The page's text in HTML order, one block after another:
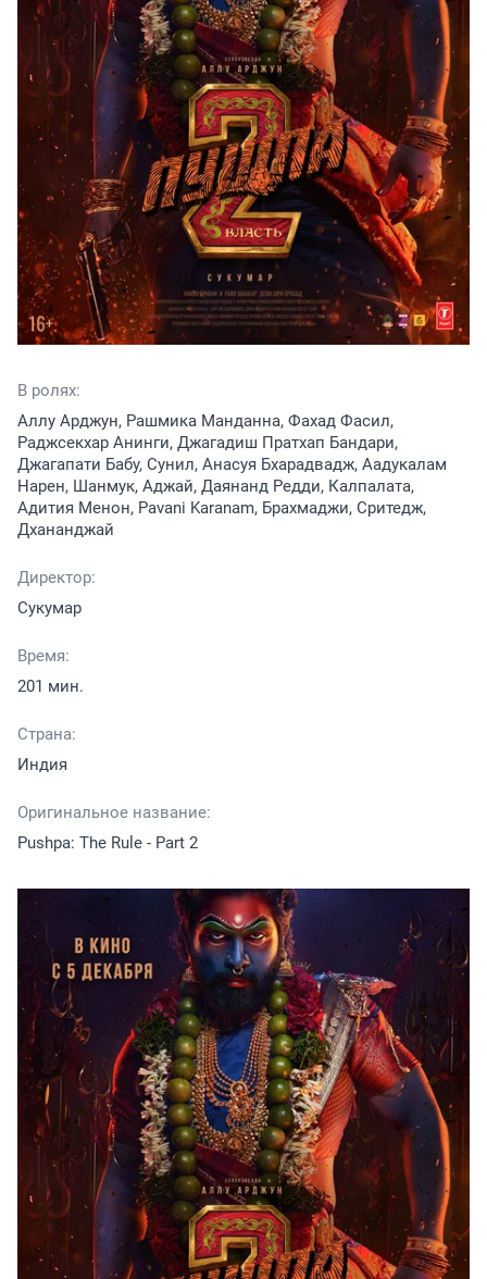
В ролях:
Аллу Арджун, Рашмика Манданна, Фахад Фасил,
Раджсекхар Анинги, Джагадиш Пратхап Бандари,
Джагапати Бабу, Сунил, Анасуя Бхарадвадж, Аадукалам
Нарен, Шанмук, Аджай, Даянанд Редди, Калпалата,
Адития Менон, Pavani Karanam, Брахмаджи, Сритедж,
Дхананджай
Директор:
Сукумар
Время:
201 мин.
Страна:
Индия
Оригинальное название:
Pushpa: The Rule - Part 2